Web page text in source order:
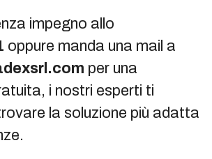
impegno allo
oppure manda una mail a
per una
i nostri esperti ti
la soluzione più adatta